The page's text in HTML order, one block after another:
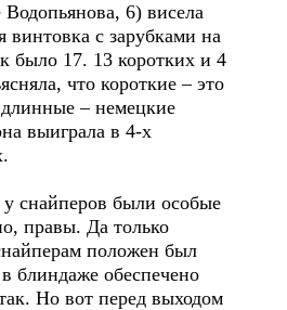
6) висела
винтовка с зарубками на
было 17. 13 коротких и 4
что короткие – это
– немецкие
выиграла в 4-х
снайперов были особые
правы. Да только
положен был
блиндаже обеспечено
Но вот перед выходом